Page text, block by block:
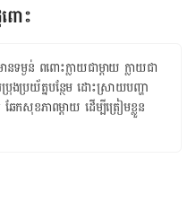
ពោះ
ទម្ងន់ ពពោះ​ក្លាយ​ជា​ម្ដាយ ក្លាយ​ជា​
រុងប្រយ័ត្ន​បន្ថែម ដោះស្រាយ​បញ្ហា​
ែក​សុខភាព​ម្ដាយ ដើម្បី​ត្រៀម​ខ្លួន​